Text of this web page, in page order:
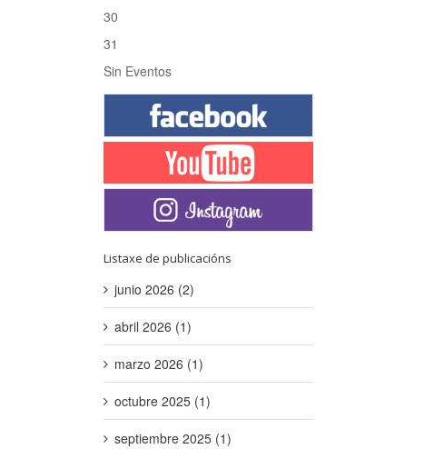
30
31
Sin Eventos
Listaxe de publicacións
junio 2026 (2)
abril 2026 (1)
marzo 2026 (1)
octubre 2025 (1)
septiembre 2025 (1)